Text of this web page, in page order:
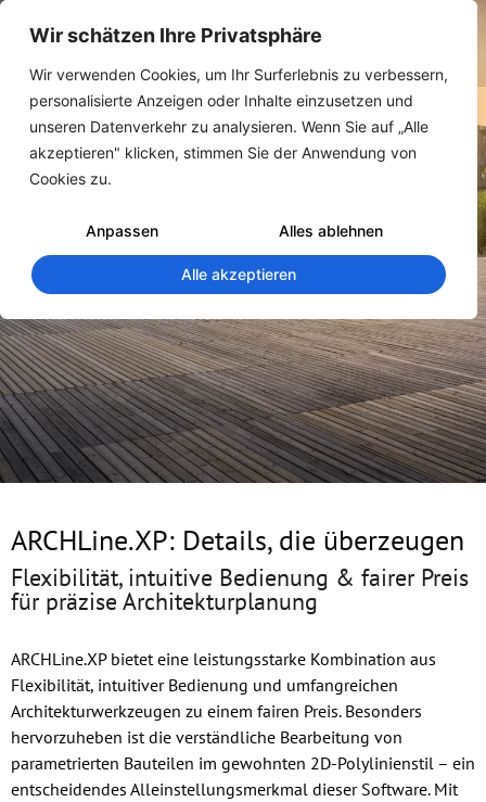
Wir schätzen Ihre Privatsphäre
Wir verwenden Cookies, um Ihr Surferlebnis zu verbessern,
personalisierte Anzeigen oder Inhalte einzusetzen und
unseren Datenverkehr zu analysieren. Wenn Sie auf „Alle
akzeptieren" klicken, stimmen Sie der Anwendung von
Cookies zu.
Anpassen Alles ablehnen
Alle akzeptieren
ARCHLine.XP: Details, die überzeugen
Flexibilität, intuitive Bedienung & fairer Preis
für präzise Architekturplanung
ARCHLine.XP bietet eine leistungsstarke Kombination aus
Flexibilität, intuitiver Bedienung und umfangreichen
Architekturwerkzeugen zu einem fairen Preis. Besonders
hervorzuheben ist die verständliche Bearbeitung von
parametrierten Bauteilen im gewohnten 2D-Polylinienstil – ein
entscheidendes Alleinstellungsmerkmal dieser Software. Mit